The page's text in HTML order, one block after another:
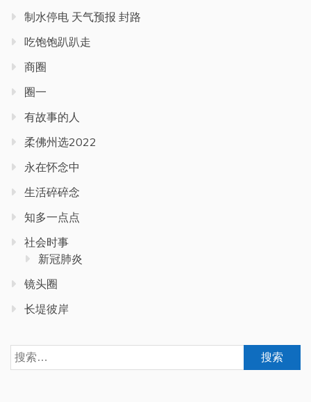
制水停电 天气预报 封路
吃饱饱趴趴走
商圈
圈一
有故事的人
柔佛州选2022
永在怀念中
生活碎碎念
知多一点点
社会时事
新冠肺炎
镜头圈
长堤彼岸
搜
索：